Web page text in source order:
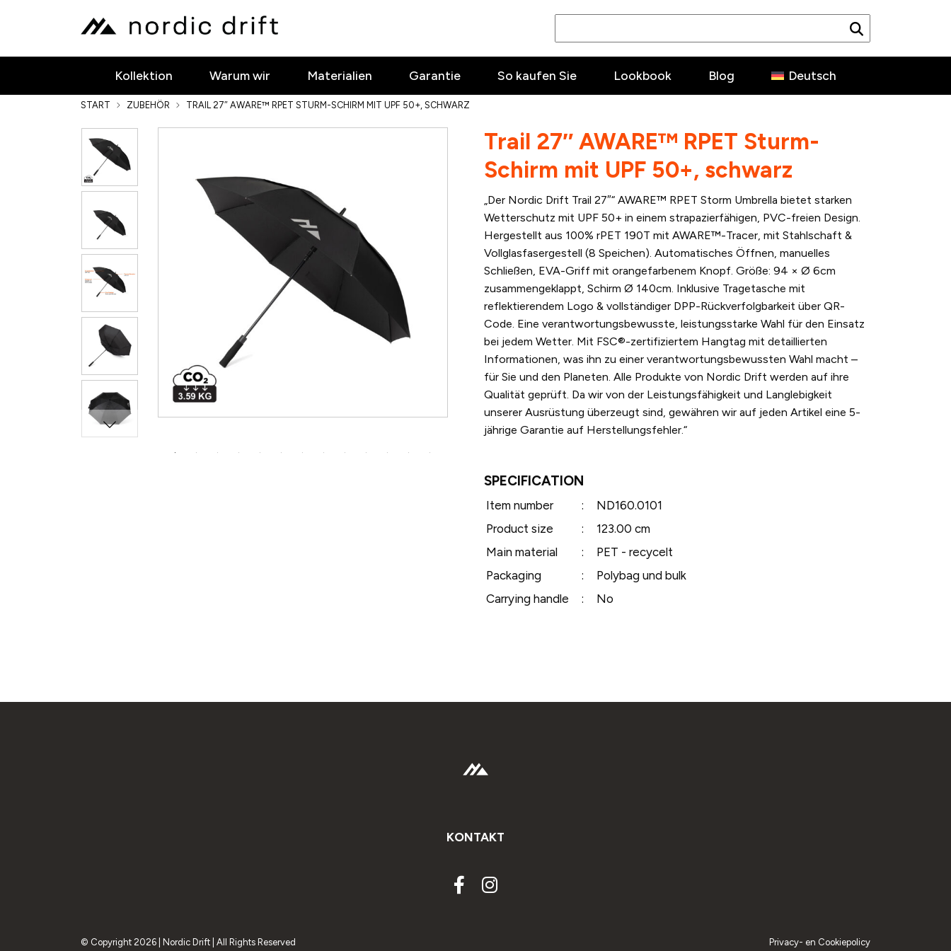
Kollektion Warum wir Materialien Garantie So kaufen Sie Lookbook Blog Deutsch
START ZUBEHÖR TRAIL 27″ AWARE™ RPET STURM-SCHIRM MIT UPF 50+, SCHWARZ
Trail 27″ AWARE™ RPET Sturm-
Schirm mit UPF 50+, schwarz
„Der Nordic Drift Trail 27″“ AWARE™ RPET Storm Umbrella bietet starken
Wetterschutz mit UPF 50+ in einem strapazierfähigen, PVC-freien Design.
Hergestellt aus 100% rPET 190T mit AWARE™-Tracer, mit Stahlschaft &
Vollglasfasergestell (8 Speichen). Automatisches Öffnen, manuelles
Schließen, EVA-Griff mit orangefarbenem Knopf. Größe: 94 × Ø 6cm
zusammengeklappt, Schirm Ø 140cm. Inklusive Tragetasche mit
reflektierendem Logo & vollständiger DPP-Rückverfolgbarkeit über QR-
Code. Eine verantwortungsbewusste, leistungsstarke Wahl für den Einsatz
bei jedem Wetter. Mit FSC®-zertifiziertem Hangtag mit detaillierten
Informationen, was ihn zu einer verantwortungsbewussten Wahl macht –
für Sie und den Planeten. Alle Produkte von Nordic Drift werden auf ihre
Qualität geprüft. Da wir von der Leistungsfähigkeit und Langlebigkeit
unserer Ausrüstung überzeugt sind, gewähren wir auf jeden Artikel eine 5-
jährige Garantie auf Herstellungsfehler.“
SPECIFICATION
Item number :
ND160.0101
Product size
:
123.00 cm
Main material
:
PET - recycelt
Packaging
:
Polybag und bulk
Carrying handle
: No
KONTAKT
© Copyright 2026 | Nordic Drift | All Rights Reserved Privacy- en Cookiepolicy